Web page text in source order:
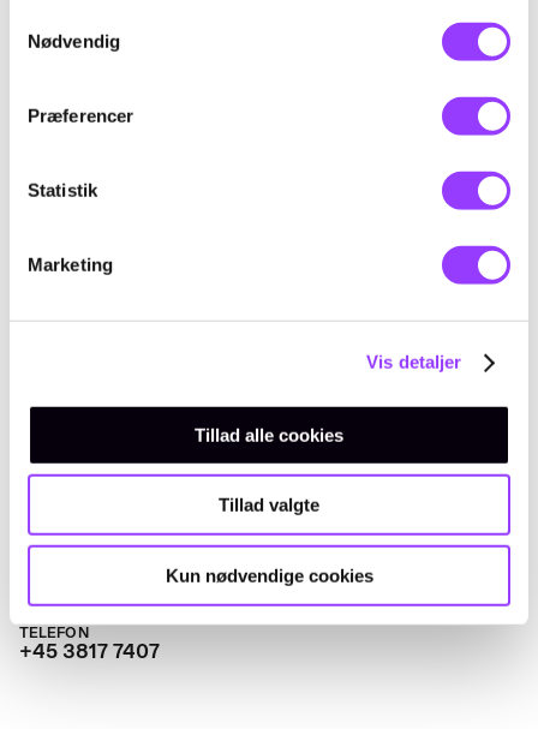
Nødvendig
Præferencer
Statistik
Marketing
Vis detaljer
Tillad alle cookies
Tillad valgte
Kun nødvendige cookies
Ethernet, power management
KONTAKT
administration
amukursus@tec.dk
TELEFON
+45 3817 7407